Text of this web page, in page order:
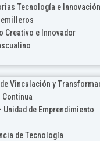
Tecnología e Innovación
Creativo e Innovador
Vinculación y
Continua
Unidad de Emprendimiento
de Tecnología